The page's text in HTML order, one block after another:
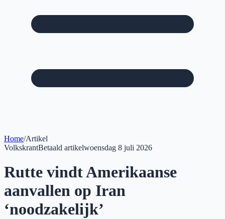
Home/Artikel
VolkskrantBetaald artikelwoensdag 8 juli 2026
Rutte vindt Amerikaanse
aanvallen op Iran
‘noodzakelijk’